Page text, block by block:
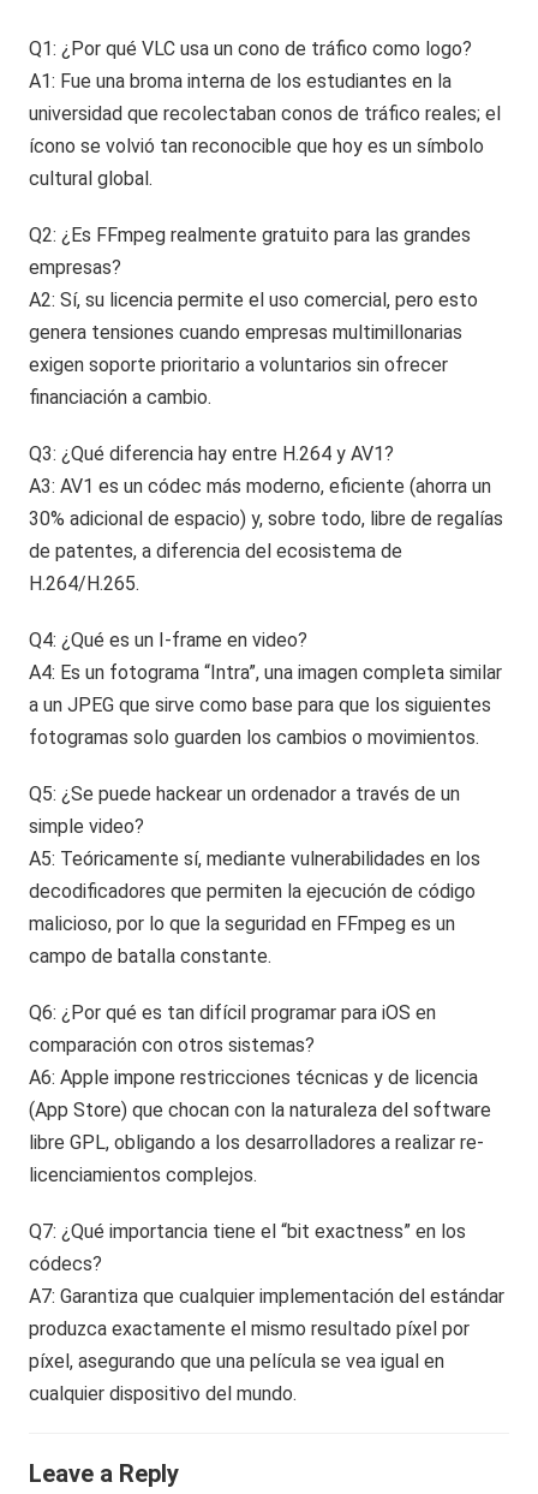
Q1: ¿Por qué VLC usa un cono de tráfico como logo?
A1: Fue una broma interna de los estudiantes en la
universidad que recolectaban conos de tráfico reales; el
ícono se volvió tan reconocible que hoy es un símbolo
cultural global.
Q2: ¿Es FFmpeg realmente gratuito para las grandes
empresas?
A2: Sí, su licencia permite el uso comercial, pero esto
genera tensiones cuando empresas multimillonarias
exigen soporte prioritario a voluntarios sin ofrecer
financiación a cambio.
Q3: ¿Qué diferencia hay entre H.264 y AV1?
A3: AV1 es un códec más moderno, eficiente (ahorra un
30% adicional de espacio) y, sobre todo, libre de regalías
de patentes, a diferencia del ecosistema de
H.264/H.265.
Q4: ¿Qué es un I-frame en video?
A4: Es un fotograma “Intra”, una imagen completa similar
a un JPEG que sirve como base para que los siguientes
fotogramas solo guarden los cambios o movimientos.
Q5: ¿Se puede hackear un ordenador a través de un
simple video?
A5: Teóricamente sí, mediante vulnerabilidades en los
decodificadores que permiten la ejecución de código
malicioso, por lo que la seguridad en FFmpeg es un
campo de batalla constante.
Q6: ¿Por qué es tan difícil programar para iOS en
comparación con otros sistemas?
A6: Apple impone restricciones técnicas y de licencia
(App Store) que chocan con la naturaleza del software
libre GPL, obligando a los desarrolladores a realizar re-
licenciamientos complejos.
Q7: ¿Qué importancia tiene el “bit exactness” en los
códecs?
A7: Garantiza que cualquier implementación del estándar
produzca exactamente el mismo resultado píxel por
píxel, asegurando que una película se vea igual en
cualquier dispositivo del mundo.
Leave a Reply